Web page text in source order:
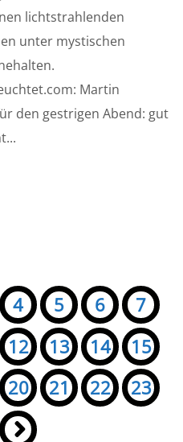
lichtstrahlenden
unter mystischen
Martin
den gestrigen Abend: gut
4 5 6
7
12 13 14
15
20 21 22
23
»